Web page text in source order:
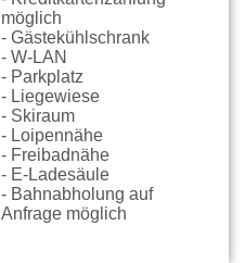
möglich
- Gästekühlschrank
- W-LAN
- Parkplatz
- Liegewiese
- Skiraum
- Loipennähe
- Freibadnähe
- E-Ladesäule
- Bahnabholung auf
Anfrage möglich